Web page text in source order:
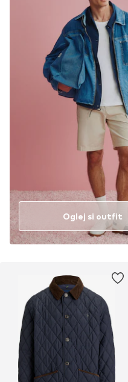
Oglej si outfit